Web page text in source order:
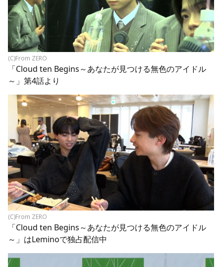
(C)From ZERO
「Cloud ten Begins～あなたが見つける無色のアイドル
～」第4話より
(C)From ZERO
「Cloud ten Begins～あなたが見つける無色のアイドル
～」はLeminoで独占配信中